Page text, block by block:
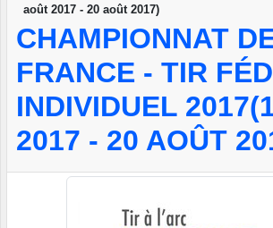
août 2017 - 20 août 2017)
CHAMPIONNAT
FRANCE - TIR
INDIVIDUEL
2017 - 20 AOÛT